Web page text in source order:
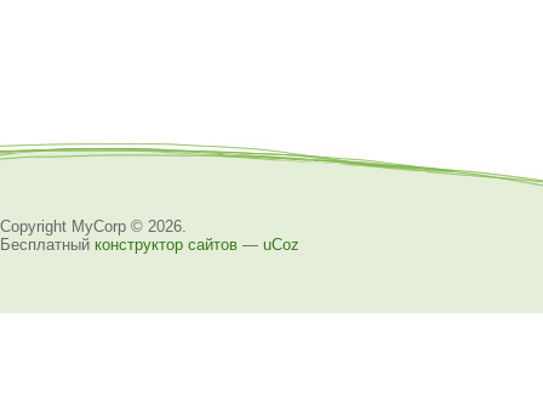
Copyright MyCorp © 2026
Бесплатный конструктор сайтов — uCoz